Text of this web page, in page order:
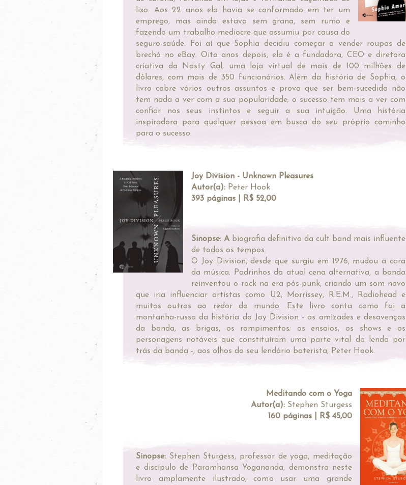
lixo. Aos 22 anos ela havia se conformado em ter um
emprego, mas ainda estava sem grana, sem rumo e
fazendo um trabalho medíocre que assumiu por causa do
seguro-saúde. Foi aí que Sophia decidiu começar a vender roupas de
brechó no eBay. Oito anos depois, ela é a fundadora, CEO e diretora
criativa da Nasty Gal, uma loja virtual de mais de 100 milhões de
dólares, com mais de 350 funcionários. Além da história de Sophia, o
livro cobre vários outros assuntos e prova que ser bem-sucedido não
tem nada a ver com a sua popularidade; o sucesso tem mais a ver com
confiar nos seus instintos e seguir a sua intuição. Uma história
inspiradora para qualquer pessoa em busca do seu próprio caminho
para o sucesso.
Joy Division - Unknown Pleasures
Autor(a): Peter Hook
393 páginas | R$ 52,00
Sinopse: Abiografia definitiva da cult band mais influente
de todos os tempos.
O Joy Division, desde que surgiu em 1976, mudou a cara
da música. Padrinhos da atual cena alternativa, a banda
reinventou o rock na era pós-punk, criando um som novo
que iria influenciar artistas como U2, Morrissey, R.E.M., Radiohead e
muitos outros ao redor do mundo. Este livro conta como foi a
montanha-russa da história do Joy Division - as amizades e desavenças
da banda, as brigas, os rompimentos; os ensaios, os shows e os
personagens notáveis que constituíram uma parte vital da lenda por
trás da banda -, aos olhos do seu lendário baterista, Peter Hook.
Meditando com o Yoga
Autor(a): Stephen Sturgess
160 páginas | R$ 45,00
Sinopse: Stephen Sturgess, professor de yoga, meditação
e discípulo de Paramhansa Yogananda, demonstra neste
livro amplamente ilustrado, como usar uma grande